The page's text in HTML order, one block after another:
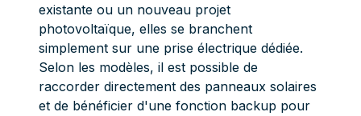
existante ou un nouveau projet
photovoltaïque, elles se branchent
simplement sur une prise électrique dédiée.
Selon les modèles, il est possible de
raccorder directement des panneaux solaires
et de bénéficier d'une fonction backup pour